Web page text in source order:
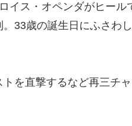
イス・オペンダがヒー
33歳の誕生日にふさわ
を直撃するなど再三チ